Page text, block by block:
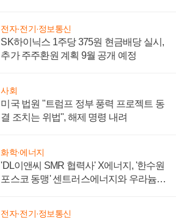
전자·전기·정보통신
SK하이닉스 1주당 375원 현금배당 실시,
추가 주주환원 계획 9월 공개 예정
사회
미국 법원 "트럼프 정부 풍력 프로젝트 동
결 조치는 위법", 해제 명령 내려
화학·에너지
'DL이앤씨 SMR 협력사' X에너지, '한수원
포스코 동맹' 센트러스에너지와 우라늄
전자·전기·정보통신